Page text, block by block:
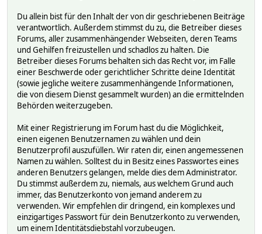
Du allein bist für den Inhalt der von dir geschriebenen Beiträge
verantwortlich. Außerdem stimmst du zu, die Betreiber dieses
Forums, aller zusammenhängender Webseiten, deren Teams
und Gehilfen freizustellen und schadlos zu halten. Die
Betreiber dieses Forums behalten sich das Recht vor, im Falle
einer Beschwerde oder gerichtlicher Schritte deine Identität
(sowie jegliche weitere zusammenhängende Informationen,
die von diesem Dienst gesammelt wurden) an die ermittelnden
Behörden weiterzugeben.
Mit einer Registrierung im Forum hast du die Möglichkeit,
einen eigenen Benutzernamen zu wählen und dein
Benutzerprofil auszufüllen. Wir raten dir, einen angemessenen
Namen zu wählen. Solltest du in Besitz eines Passwortes eines
anderen Benutzers gelangen, melde dies dem Administrator.
Du stimmst außerdem zu, niemals, aus welchem Grund auch
immer, das Benutzerkonto von jemand anderem zu
verwenden. Wir empfehlen dir dringend, ein komplexes und
einzigartiges Passwort für dein Benutzerkonto zu verwenden,
um einem Identitätsdiebstahl vorzubeugen.